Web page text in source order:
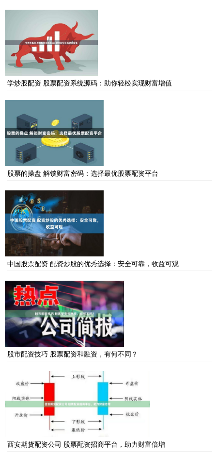
学炒股配资 股票配资系统源码：助你轻松实现财富增值
股票的操盘 解锁财富密码：选择最优股票配资平台
中国股票配资 配资炒股的优秀选择：安全可靠，收益可观
股市配资技巧 股票配资和融资，有何不同？
西安期货配资公司 股票配资招商平台，助力财富倍增